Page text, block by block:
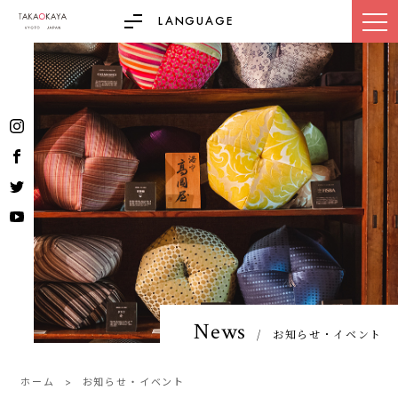
LANGUAGE
ホーム お知らせ・イベント
News お知らせ・イベント